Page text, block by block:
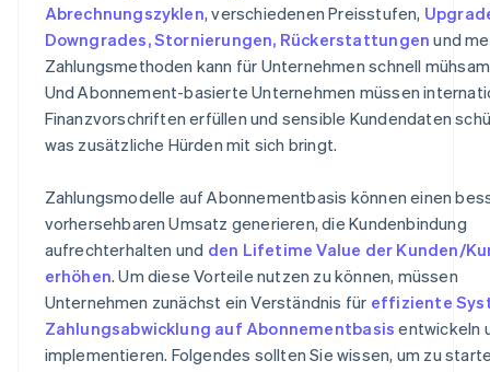
Abrechnungszyklen, verschiedenen Preisstufen,
Downgrades, Stornierungen, Rückerstattungen und
Zahlungsmethoden kann für Unternehmen schnell
Und Abonnement-basierte Unternehmen müssen
Finanzvorschriften erfüllen und sensible Kundendaten
was zusätzliche Hürden mit sich bringt.
Zahlungsmodelle auf Abonnementbasis können einen
vorhersehbaren Umsatz generieren, die Kundenbindung
aufrechterhalten und den Lifetime Value der Kunden/
erhöhen. Um diese Vorteile nutzen zu können, müssen
Unternehmen zunächst ein Verständnis für effiziente
Zahlungsabwicklung auf Abonnementbasis entwickeln
implementieren. Folgendes sollten Sie wissen, um zu